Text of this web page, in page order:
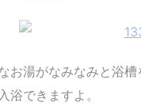
お湯がなみなみと浴
浴できますよ。